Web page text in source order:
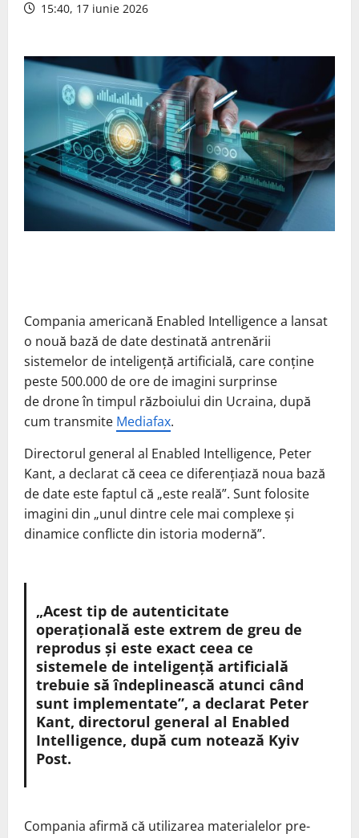
15:40, 17 iunie 2026
Compania americană Enabled Intelligence a lansat
o nouă bază de date destinată antrenării
sistemelor de inteligență artificială, care conține
peste 500.000 de ore de imagini surprinse
de drone în timpul războiului din Ucraina, după
cum transmite Mediafax.
Directorul general al Enabled Intelligence, Peter
Kant, a declarat că ceea ce diferențiază noua bază
de date este faptul că „este reală”. Sunt folosite
imagini din „unul dintre cele mai complexe și
dinamice conflicte din istoria modernă”.
„Acest tip de autenticitate
operațională este extrem de greu de
reprodus și este exact ceea ce
sistemele de inteligență artificială
trebuie să îndeplinească atunci când
sunt implementate”, a declarat Peter
Kant, directorul general al Enabled
Intelligence, după cum notează Kyiv
Post.
Compania afirmă că utilizarea materialelor pre-